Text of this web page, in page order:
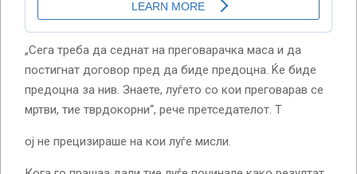
„Сега треба да седнат на преговарачка маса и да
постигнат договор пред да биде предоцна. Ќе биде
предоцна за нив. Знаете, луѓето со кои преговарав се
мртви, тие тврдокорни“, рече претседателот. Т
ој не прецизираше на кои луѓе мисли.